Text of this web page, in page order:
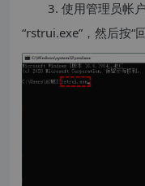
3. 使用管理员帐
“rstrui.exe”，然后按“